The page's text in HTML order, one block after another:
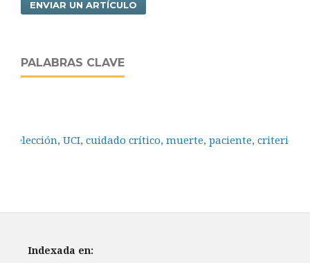
ENVIAR UN ARTÍCULO
PALABRAS CLAVE
Selección, UCI, cuidado crítico, muerte, paciente, criterios.
Indexada en: